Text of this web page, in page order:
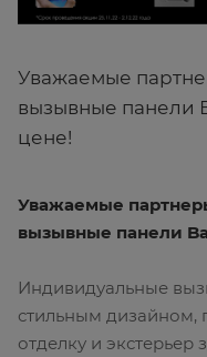
Уважаемые
вызывные панели
цене!
Уважаемые
вызывные панели
Индивидуальные
стильным
отделку и экстерьер